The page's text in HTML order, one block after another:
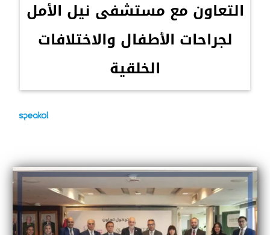
التعاون مع مستشفى نيل الأمل
لجراحات الأطفال والاختلافات
الخلقية